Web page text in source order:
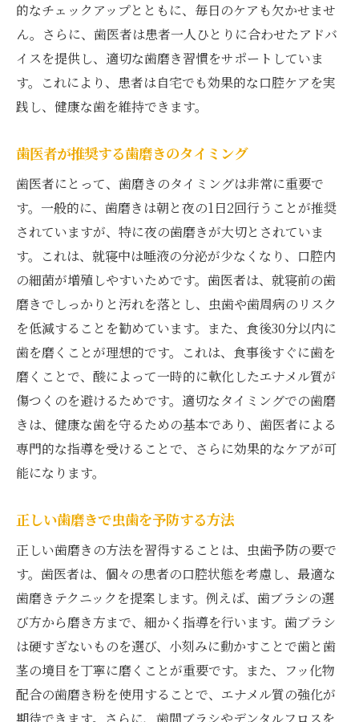
生活習慣に合わせた歯磨き方法
歯医者のアドバイスでケアを最適化
歯医者の重要性健康を守るための歯磨き習慣を
再確認
歯医者の役割と予防歯科の重要性
歯医者の指導で健康を保つ
歯科検診の重要性とその効果
健康維持に必要な定期診断
歯医者との連携で歯の健康を守る
日々のケアと歯医者のサポートのバランス
歯医者のアドバイスで歯磨きを見直す毎日の習
慣が未来を変える
未来に備える歯磨きの見直し
歯医者からのアドバイスを活かす
毎日のケアで未来の健康を守る
歯磨き指導がもたらす長期的な効果
歯医者のアドバイスで習慣を改善
日常の歯磨きが健康を左右する
健康を維持
新しい歯磨き法を取り入れる利点
歯医者の最新情報を活用する
革新的な歯磨きテクニックの紹介
歯医者から学ぶ最新ケアの実践
健康を維持するための新しい取り組み
歯医者の助言を日常生活に活かす
的なチェックアップとともに、毎日のケアも欠かせませ
ん。さらに、歯医者は患者一人ひとりに合わせたアドバ
イスを提供し、適切な歯磨き習慣をサポートしていま
す。これにより、患者は自宅でも効果的な口腔ケアを実
践し、健康な歯を維持できます。
歯医者が推奨する歯磨きのタイミング
歯医者にとって、歯磨きのタイミングは非常に重要で
す。一般的に、歯磨きは朝と夜の1日2回行うことが推奨
されていますが、特に夜の歯磨きが大切とされていま
す。これは、就寝中は唾液の分泌が少なくなり、口腔内
の細菌が増殖しやすいためです。歯医者は、就寝前の歯
磨きでしっかりと汚れを落とし、虫歯や歯周病のリスク
を低減することを勧めています。また、食後30分以内に
歯を磨くことが理想的です。これは、食事後すぐに歯を
磨くことで、酸によって一時的に軟化したエナメル質が
傷つくのを避けるためです。適切なタイミングでの歯磨
きは、健康な歯を守るための基本であり、歯医者による
専門的な指導を受けることで、さらに効果的なケアが可
能になります。
正しい歯磨きで虫歯を予防する方法
正しい歯磨きの方法を習得することは、虫歯予防の要で
す。歯医者は、個々の患者の口腔状態を考慮し、最適な
歯磨きテクニックを提案します。例えば、歯ブラシの選
び方から磨き方まで、細かく指導を行います。歯ブラシ
は硬すぎないものを選び、小刻みに動かすことで歯と歯
茎の境目を丁寧に磨くことが重要です。また、フッ化物
配合の歯磨き粉を使用することで、エナメル質の強化が